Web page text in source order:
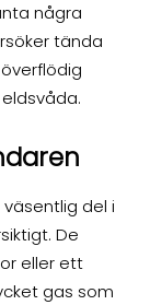
några
tända
del i
De
eller ett
gas som